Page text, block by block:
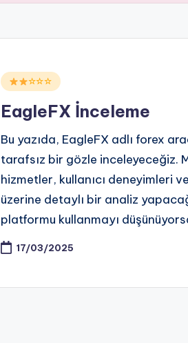
Posted☆☆☆
EagleFX İnceleme
Bu yazıda, EagleFX adlı forex
tarafsız bir gözle inceleyeceğiz.
hizmetler, kullanıcı deneyimleri
üzerine detaylı bir analiz
platformu kullanmayı
17/03/2025